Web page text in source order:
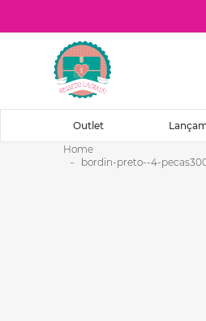
Outlet
bordin-preto--4-